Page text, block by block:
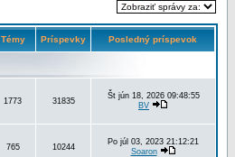
Témy Príspevky Posledný príspevok
1773 31835
Št jún 18, 2026 09:48:55
BV
765 10244
Po júl 03, 2023 21:12:21
Soaron